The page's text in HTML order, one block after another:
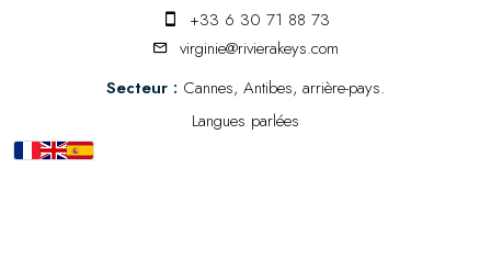
+33 6 30 71 88 73
virginie@rivierakeys.com
Secteur : Cannes, Antibes, arrière-pays.
Langues parlées